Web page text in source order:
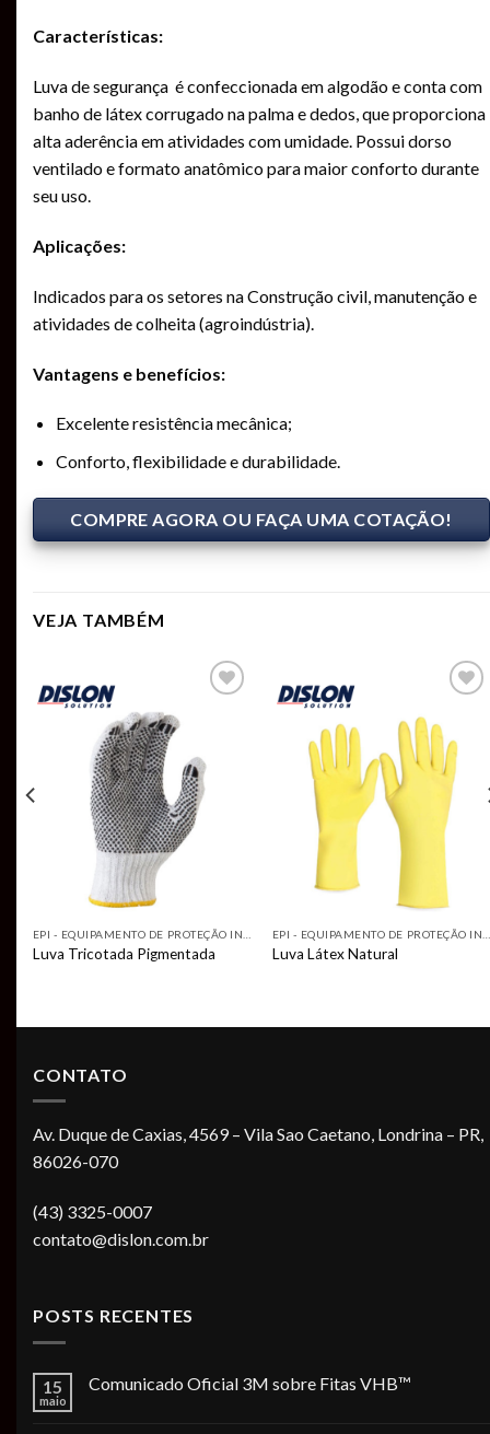
Características:
Luva de segurança é confeccionada em algodão e conta com
banho de látex corrugado na palma e dedos, que proporciona
alta aderência em atividades com umidade. Possui dorso
ventilado e formato anatômico para maior conforto durante
seu uso.
Aplicações:
Indicados para os setores na Construção civil, manutenção e
atividades de colheita (agroindústria).
Vantagens e benefícios:
Excelente resistência mecânica;
Conforto, flexibilidade e durabilidade.
COMPRE AGORA OU FAÇA UMA COTAÇÃO!
VEJA TAMBÉM
wishlist
Luva Tricotada Pigmentada
Add to
wishlist
Luva Látex Natural
CONTATO
Av. Duque de Caxias, 4569 – Vila Sao Caetano, Londrina – PR,
86026-070
(43) 3325-0007
contato@dislon.com.br
POSTS RECENTES
15
maio
Comunicado Oficial 3M sobre Fitas VHB™